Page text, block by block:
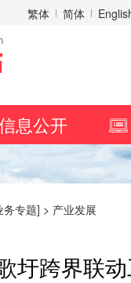
繁体 简体
息公开
务专题] > 产业发展
圩跨界联